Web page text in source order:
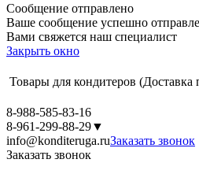
Сообщение отправлено
Ваше сообщение успешно
Вами свяжется наш специалист
Закрыть окно
Товары для кондитеров (Доставка
8-988-585-83-16
8-961-299-88-29▼
info@konditeruga.ruЗаказать звонок
Заказать звонок